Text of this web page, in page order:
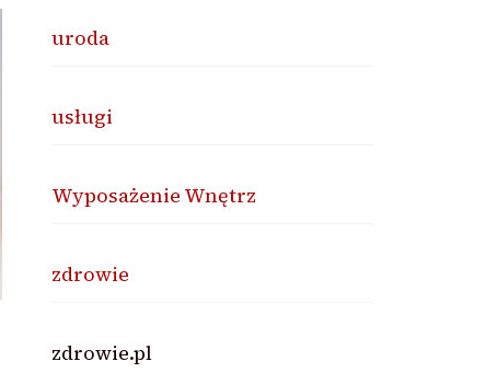
uroda
usługi
Wyposażenie Wnętrz
zdrowie
zdrowie.pl